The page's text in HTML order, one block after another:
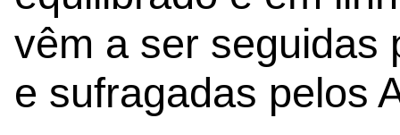
vêm a ser seguidas
e sufragadas pelos